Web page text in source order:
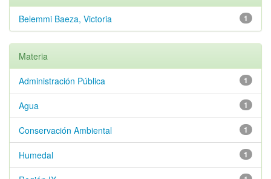
1
Belemmi Baeza, Victoria
Materia
1
Administración Pública
1
Agua
1
Conservación Ambiental
1
Humedal